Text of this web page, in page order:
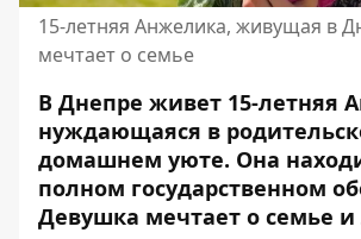
15-летняя Анжелика, живущая в
мечтает о семье
В Днепре живет 15-летняя
нуждающаяся в
домашнем уюте. Она
полном государственном
Девушка мечтает о семье